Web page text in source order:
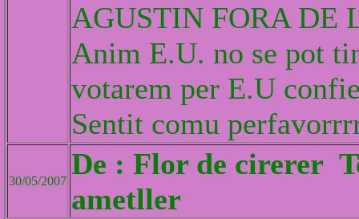
AGUSTIN FORA
Anim E.U. no se pot
votarem per E.U
Sentit comu
30/05/2007
De : Flor de cirerer
ametller